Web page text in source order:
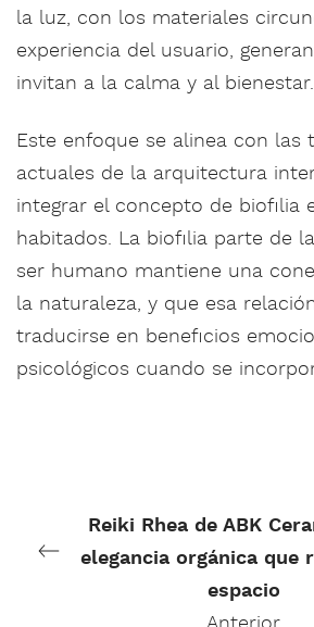
la luz, con los materiales
experiencia del usuario,
invitan a la calma y al bienestar.
Este enfoque se alinea con las
actuales de la arquitectura
integrar el concepto de biofilia
habitados. La biofilia parte de
ser humano mantiene una
la naturaleza, y que esa
traducirse en beneficios
psicológicos cuando se
Reiki Rhea de ABK
elegancia orgánica que
espacio